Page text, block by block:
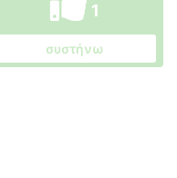
1
συστήνω